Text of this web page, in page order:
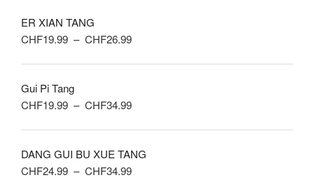
ER XIAN TANG
CHF19.99 – CHF26.99Plage
à
Gui Pi Tang
CHF19.99 – CHF34.99Plage
CHF19.99
à
DANG GUI BU XUE TANG
CHF24.99 – CHF34.99Plage